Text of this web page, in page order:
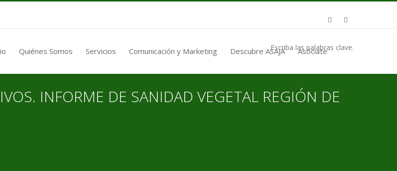
Quiénes Somos Servicios Comunicación y Marketing Descubre ASAJA Asóciate
Escriba las palabras clave.
INFORME DE SANIDAD VEGETAL REGIÓN DE